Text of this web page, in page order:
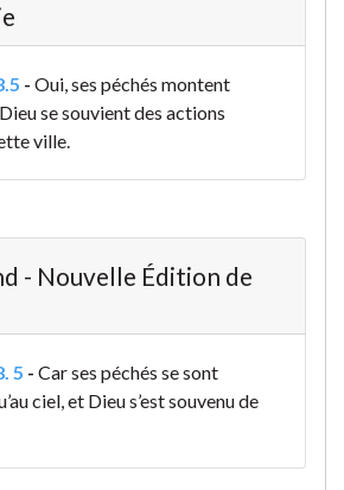
- Oui, ses péchés montent
se souvientdes actions
ville.
- Nouvelle Édition de
5 - Car ses péchés se sont
ciel, et Dieu s’est souvenu de